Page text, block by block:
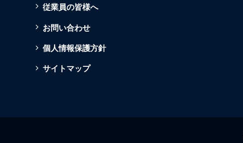
従業員の皆様へ
お問い合わせ
個人情報保護方針
サイトマップ